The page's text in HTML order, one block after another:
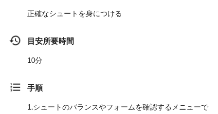
正確なシュートを身につける
目安所要時間
10分
手順
1.シュートのバランスやフォームを確認するメニューで